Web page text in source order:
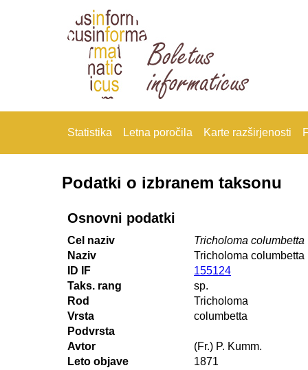
Statistika Letna poročila Karte razširjenosti
Podatki o izbranem taksonu
Osnovni podatki
Cel naziv Tricholoma columbetta
Naziv
Tricholoma columbetta
ID IF
155124
Taks. rang
sp.
Rod
Tricholoma
Vrsta
columbetta
Podvrsta
Avtor
(Fr.) P. Kumm.
Leto objave
1871